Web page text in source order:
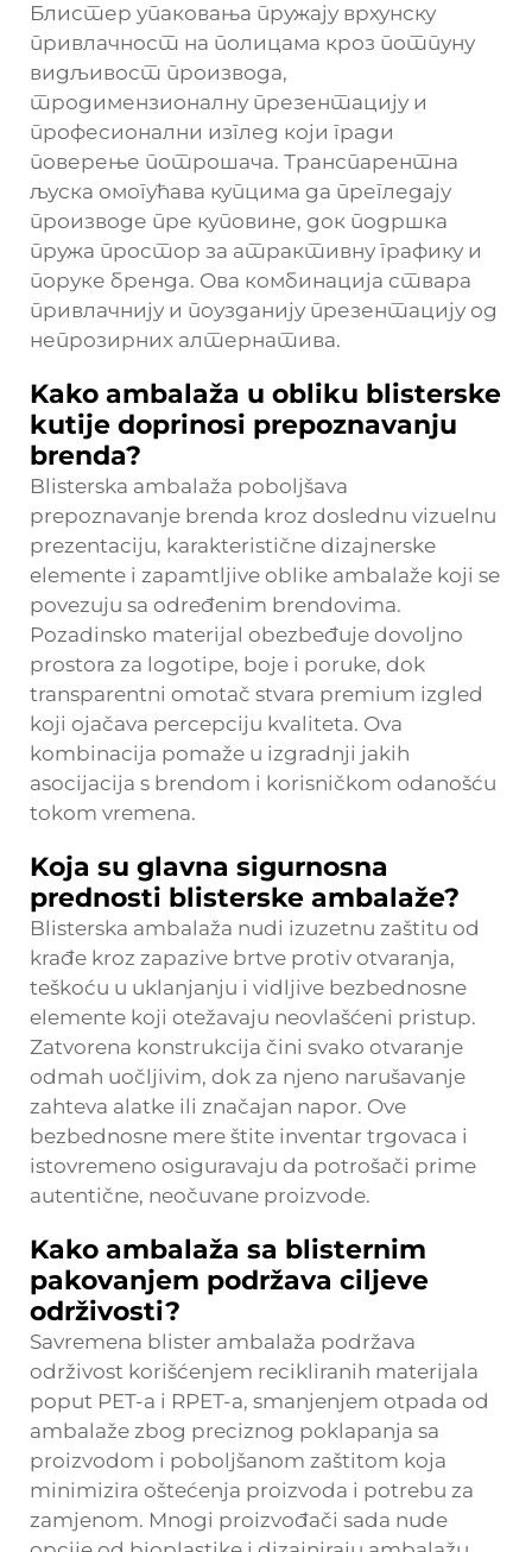
Блистер упаковања пружају врхунску
привлачност на полицама кроз потпуну
видљивост производа,
тродимензионалну презентацију и
професионални изглед који гради
поверење потрошача. Транспарентна
љуска омогућава купцима да прегледају
производе пре куповине, док подршка
пружа простор за атрактивну графику и
поруке бренда. Ова комбинација ствара
привлачнију и поузданију презентацију од
непрозирних алтернатива.
Kako ambalaža u obliku blisterske
kutije doprinosi prepoznavanju
brenda?
Blisterska ambalaža poboljšava
prepoznavanje brenda kroz doslednu vizuelnu
prezentaciju, karakteristične dizajnerske
elemente i zapamtljive oblike ambalaže koji se
povezuju sa određenim brendovima.
Pozadinsko materijal obezbeđuje dovoljno
prostora za logotipe, boje i poruke, dok
transparentni omotač stvara premium izgled
koji ojačava percepciju kvaliteta. Ova
kombinacija pomaže u izgradnji jakih
asocijacija s brendom i korisničkom odanošću
tokom vremena.
Koja su glavna sigurnosna
prednosti blisterske ambalaže?
Blisterska ambalaža nudi izuzetnu zaštitu od
krađe kroz zapazive brtve protiv otvaranja,
teškoću u uklanjanju i vidljive bezbednosne
elemente koji otežavaju neovlašćeni pristup.
Zatvorena konstrukcija čini svako otvaranje
odmah uočljivim, dok za njeno narušavanje
zahteva alatke ili značajan napor. Ove
bezbednosne mere štite inventar trgovaca i
istovremeno osiguravaju da potrošači prime
autentične, neočuvane proizvode.
Kako ambalaža sa blisternim
pakovanjem podržava ciljeve
održivosti?
Savremena blister ambalaža podržava
održivost korišćenjem recikliranih materijala
poput PET-a i RPET-a, smanjenjem otpada od
ambalaže zbog preciznog poklapanja sa
proizvodom i poboljšanom zaštitom koja
minimizira oštećenja proizvoda i potrebu za
zamjenom. Mnogi proizvođači sada nude